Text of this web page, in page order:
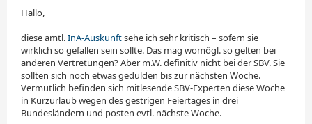
Hallo,
diese amtl.InA-Auskunftsehe ich sehr kritisch – sofern sie
wirklich so gefallen sein sollte. Das mag womögl. so gelten bei
anderen Vertretungen? Aber m.W. definitiv nicht bei der SBV. Sie
sollten sich noch etwas gedulden bis zur nächsten Woche.
Vermutlich befinden sich mitlesende SBV-Experten diese Woche
in Kurzurlaub wegen des gestrigen Feiertages in drei
Bundesländern und posten evtl. nächste Woche.